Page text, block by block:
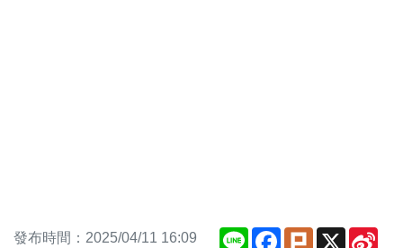
發布時間：2025/04/11 16:09
Line Facebook
Plurk X